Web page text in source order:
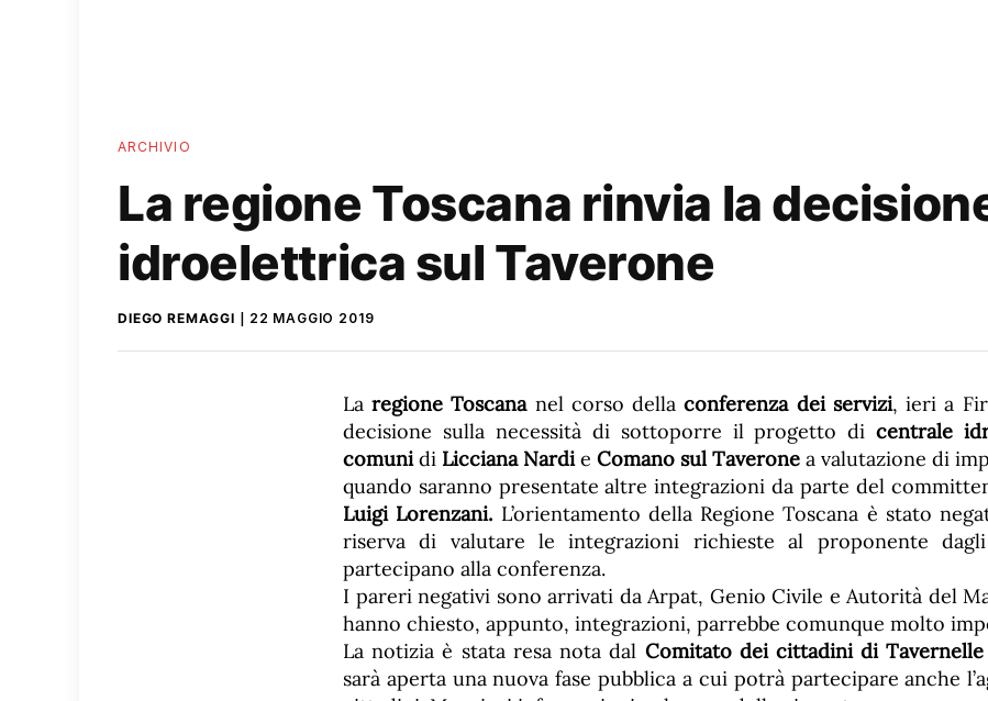
ARCHIVIO
La regione Toscana rinvia la
idroelettrica sul Taverone
DIEGO REMAGGI 22 MAGGIO 2019
Laregione Toscananel corso dellaconferenza dei servizi, ieri a
decisione sulla necessità di sottoporre il progetto dicentrale
comunidi Licciana Nardie Comano sul Taverone a valutazione di
quando saranno presentate altre integrazioni da parte del
Luigi Lorenzani. L’orientamento della Regione Toscana è stato
riserva di valutare le integrazioni richieste al proponente
partecipano alla conferenza.
I pareri negativi sono arrivati da Arpat, Genio Civile e Autorità del
hanno chiesto, appunto, integrazioni, parrebbe comunque molto
La notizia è stata resa nota dal Comitato dei cittadini di Tavernelle
sarà aperta una nuova fase pubblica a cui potrà partecipare anche